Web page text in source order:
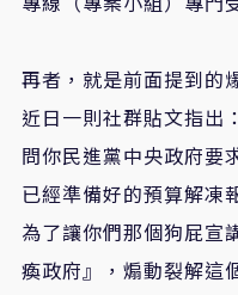
再者，就是前面提到的
近日一則社群貼文指出
問你民進黨中央政府要
已經準備好的預算解凍
為了讓你們那個狗屁宣
瘓政府』，煽動裂解這